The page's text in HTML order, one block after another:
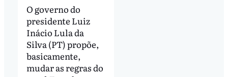
O governo do
presidente Luiz
Inácio Lula da
Silva (PT) propõe,
basicamente,
mudar as regras do